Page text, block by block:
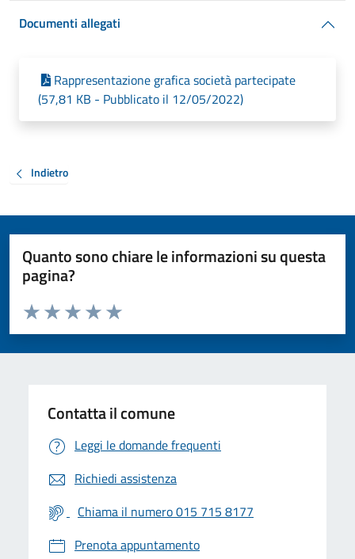
Documenti allegati
Rappresentazione grafica società partecipate
(57,81 KB - Pubblicato il 12/05/2022)
Indietro
Quanto sono chiare le informazioni su questa
pagina?
Valuta da 1 a 5 stelle la pagina
Valuta 5 stelle su 5
Valuta 4 stelle su 5
Valuta 3 stelle su 5
Valuta 2 stelle su 5
Valuta 1 stelle su 5
Contatta il comune
Leggi le domande frequenti
Richiedi assistenza
Chiama il numero 015 715 8177
Prenota appuntamento